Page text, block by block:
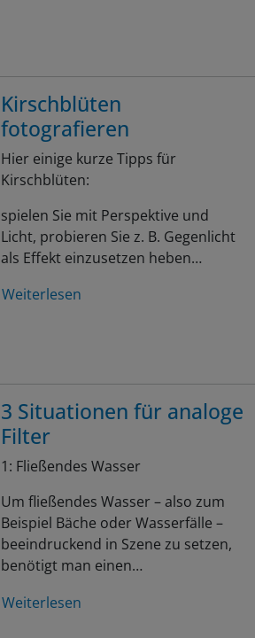
Kirschblüten
fotografieren
Hier einige kurze Tipps für
Kirschblüten:
spielen Sie mit Perspektive und
Licht, probieren Sie z. B. Gegenlicht
als Effekt einzusetzen heben…
Weiterlesen
3 Situationen für analoge
Filter
1: Fließendes Wasser
Um fließendes Wasser – also zum
Beispiel Bäche oder Wasserfälle –
beeindruckend in Szene zu setzen,
benötigt man einen…
Weiterlesen